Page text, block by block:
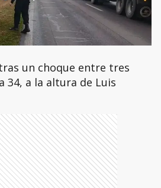
un choque entre tres
34, a la altura de Luis